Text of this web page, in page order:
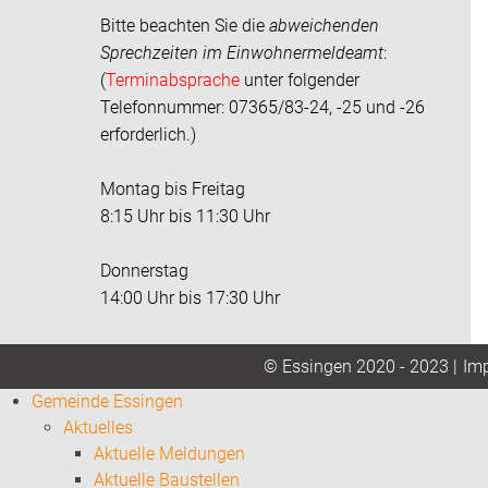
Bitte beachten Sie die abweichenden
Sprechzeiten im Einwohnermeldeamt:
(Terminabsprache unter folgender
Telefonnummer: 07365/83-24, -25 und -26
erforderlich.)
Montag bis Freitag
8:15 Uhr bis 11:30 Uhr
Donnerstag
14:00 Uhr bis 17:30 Uhr
© Essingen 2020 - 2023 |
Gemeinde Essingen
Aktuelles
Aktuelle Meldungen
Aktuelle Baustellen